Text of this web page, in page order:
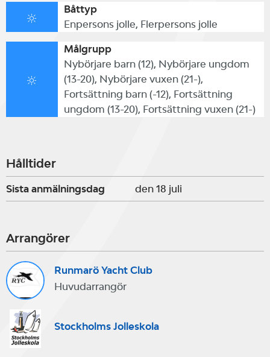
samarbete med Runmaröbaserade
"Stockholms Jolleskola" och
anmälan görs direkt dit.
De yngre seglarna använder
lite äldre seglarna använder
klubbens alldeles nyinköpta RS
Quest och Jolleskolans Tvåkronor.
Kappseglingsgruppen använder
upp till 7 st av klubbens Laserjollar
med ungdomsrigg på 4,7 kvm att
jämför med seniorriggar som är på
7,0 kvm. På detta sätt kan även
lätta kappseglare använda
Båttyp
Enpersons jolle, Flerpersons jolle
Målgrupp
Nybörjare barn (12), Nybörjare ungdom
(13-20), Nybörjare vuxen (21-),
Fortsättning barn (-12), Fortsättning
ungdom (13-20), Fortsättning vuxen (21-)
Hålltider
Sista anmälningsdag den 18 juli
Arrangörer
Runmarö Yacht Club
Huvudarrangör
Stockholms Jolleskola